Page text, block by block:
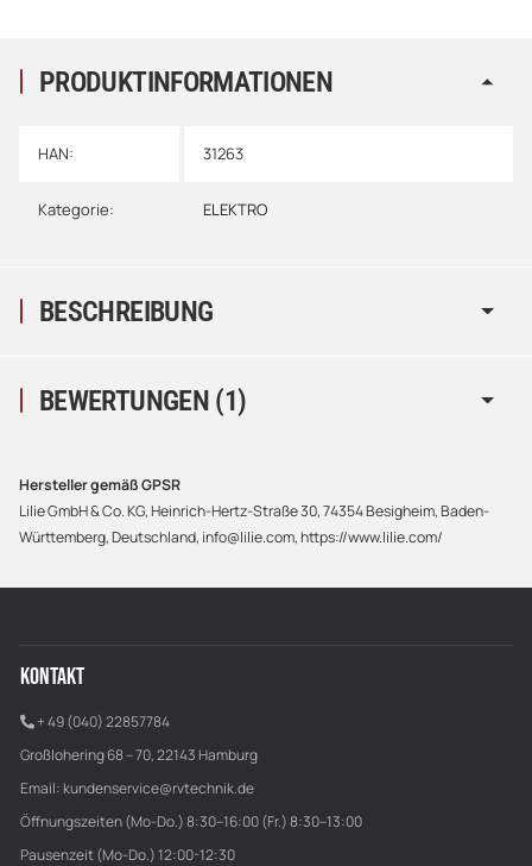
PRODUKTINFORMATIONEN
HAN: 31263
Kategorie: ELEKTRO
BESCHREIBUNG
BEWERTUNGEN (1)
Hersteller gemäß GPSR
Lilie GmbH & Co. KG, Heinrich-Hertz-Straße 30, 74354 Besigheim, Baden-
Württemberg, Deutschland, info@lilie.com, https://www.lilie.com/
KONTAKT
+ 49 (040) 22857784
Großlohering 68 – 70, 22143 Hamburg
Email: kundenservice@rvtechnik.de
Öffnungszeiten (Mo-Do.) 8:30–16:00 (Fr.) 8:30–13:00
Pausenzeit (Mo-Do.) 12:00-12:30